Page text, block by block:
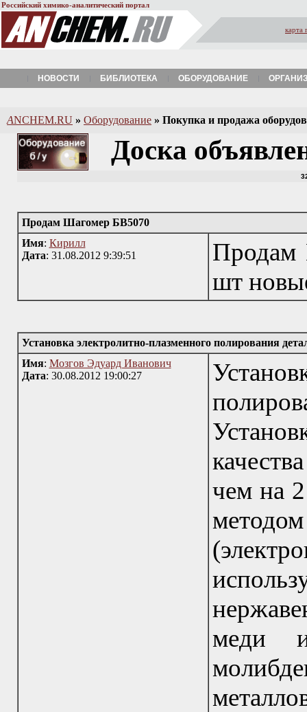
Российский химико-аналитический портал
карта
НОВОСТИ БИБЛИОТЕКА ОБОРУДОВАНИЕ
ANCHEM.RU » Оборудование » Покупка и продажа
Доска
Продам Шагомер БВ5070
Имя: Кирилл
Дата: 31.08.2012 9:39:51
шт
Установка электролитно-плазменного полирования
Имя: Мозгов Эдуард Иванович
Дата: 30.08.2012 19:00:27
чем на
меди и